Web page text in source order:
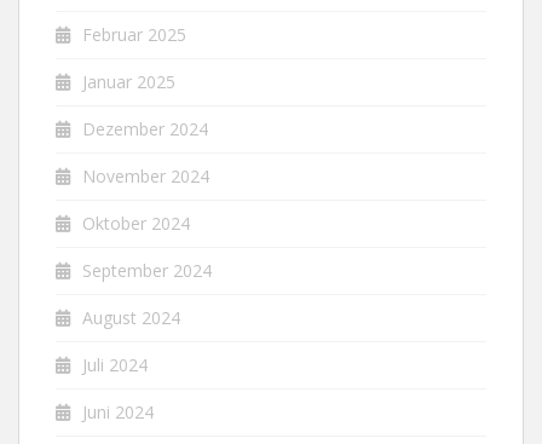
Februar 2025
Januar 2025
Dezember 2024
November 2024
Oktober 2024
September 2024
August 2024
Juli 2024
Juni 2024